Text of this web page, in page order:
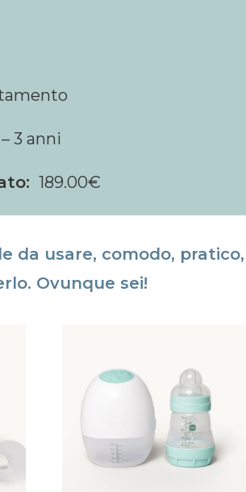
3 anni
189.00€
da usare, comodo, pratico,
Ovunque sei!